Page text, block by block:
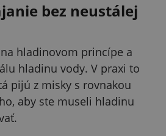
bez neustálej
hladinovom princípe a
hladinu vody. V praxi to
pijú z misky s rovnakou
aby ste museli hladinu